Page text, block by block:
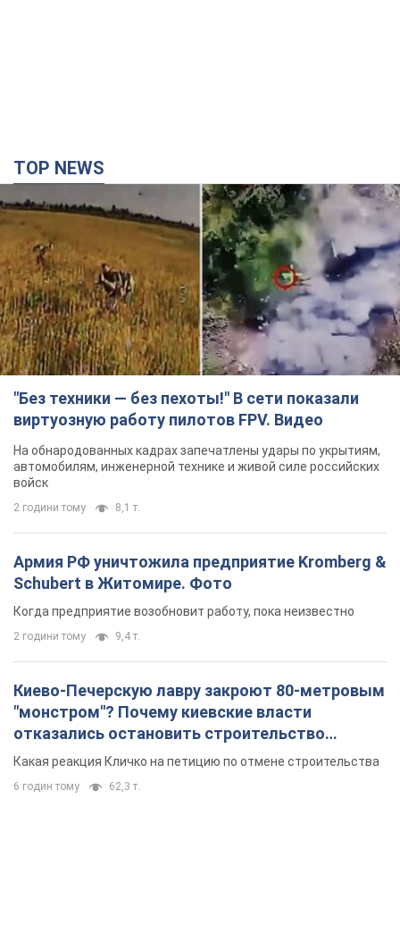
TOP NEWS
"Без техники — без пехоты!" В сети показали
виртуозную работу пилотов FPV. Видео
На обнародованных кадрах запечатлены удары по укрытиям,
автомобилям, инженерной технике и живой силе российских
войск
2 години тому 8,1 т.
Армия РФ уничтожила предприятие Kromberg &
Schubert в Житомире. Фото
Когда предприятие возобновит работу, пока неизвестно
2 години тому 9,4 т.
Киево-Печерскую лавру закроют 80-метровым
"монстром"? Почему киевские власти
отказались остановить строительство
небоскреба "московского верующего"
Какая реакция Кличко на петицию по отмене строительства
6 годин тому 62,3 т.